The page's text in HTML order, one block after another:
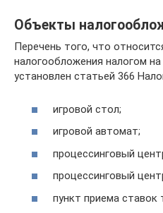
Объекты
Перечень того, что
налогообложения налогом
установлен статьей 366
игровой стол;
игровой автомат;
процессинговый
процессинговый
пункт приема ставок